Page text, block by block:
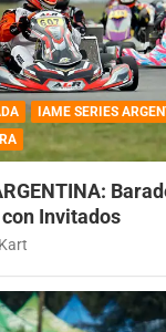
IAME SERIES
Invitados